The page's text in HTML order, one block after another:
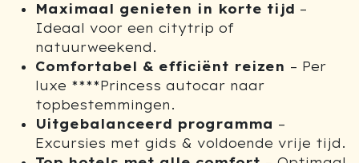
Maximaal genieten in korte tijd –
Ideaal voor een citytrip of
natuurweekend.
Comfortabel & efficiënt reizen – Per
luxe ****Princess autocar naar
topbestemmingen.
Uitgebalanceerd programma –
Excursies met gids & voldoende vrije tijd.